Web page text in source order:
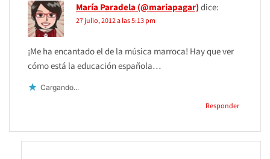
María Paradela (@mariapagar)dice:
27 julio, 2012 a las 5:13 pm
¡Me ha encantado el de la música marroca! Hay que ver
cómo está la educación española…
Cargando...
Responder